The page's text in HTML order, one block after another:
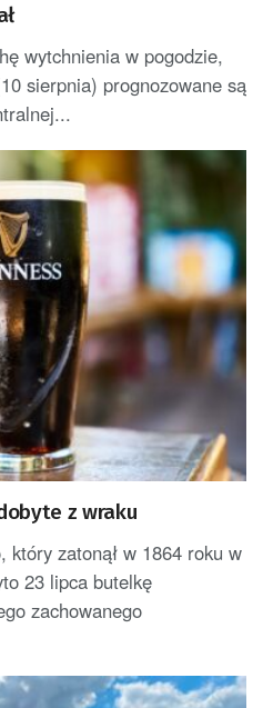
wytchnienia w pogodzie,
sierpnia) prognozowane są
z wraku
zatonął w 1864 roku w
23 lipca butelkę
zachowanego